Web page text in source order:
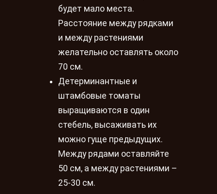
будет мало места.
Расстояние между рядками
и между растениями
желательно оставлять около
70 см.
Детерминантные и
штамбовые томаты
выращиваются в один
стебель, высаживать их
можно гуще предыдущих.
Между рядами оставляйте
50 см, а между растениями –
25-30 см.